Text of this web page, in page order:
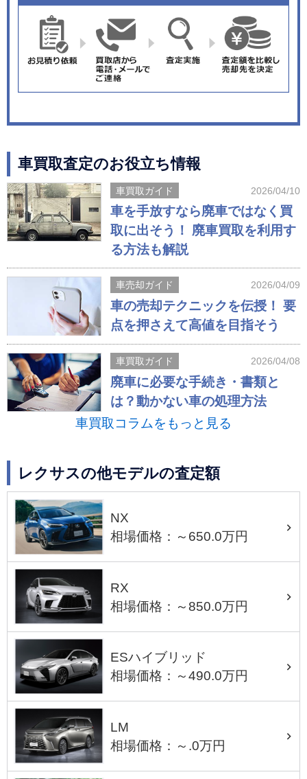
車買取査定のお役立ち情報
車買取ガイド 2026/04/10
車を手放すなら廃車ではなく買
取に出そう！ 廃車買取を利用す
る方法も解説
車売却ガイド 2026/04/09
車の売却テクニックを伝授！ 要
点を押さえて高値を目指そう
車買取ガイド 2026/04/08
廃車に必要な手続き・書類と
は？動かない車の処理方法
車買取コラムをもっと見る
レクサスの他モデルの査定額
NX
相場価格：～650.0万円
RX
相場価格：～850.0万円
ESハイブリッド
相場価格：～490.0万円
LM
相場価格：～.0万円